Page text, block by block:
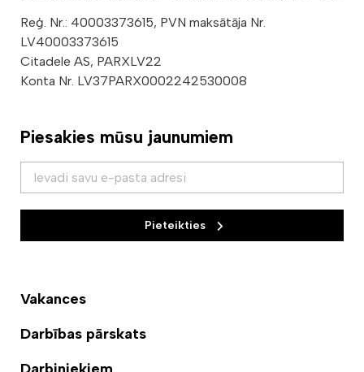
Reģ. Nr.: 40003373615, PVN maksātāja Nr.
LV40003373615
Citadele AS, PARXLV22
Konta Nr. LV37PARX0002242530008
Piesakies mūsu jaunumiem
Pieteikties
Vakances
Darbības pārskats